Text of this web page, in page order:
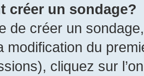
créer un sondage?
de créer un
modification du
cliquez sur